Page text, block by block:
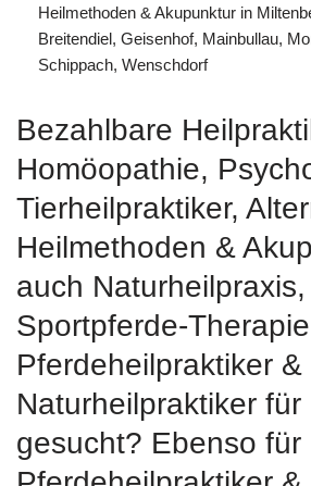
Heilmethoden & Akupunktur in
Breitendiel, Geisenhof, Mainbullau,
Schippach, Wenschdorf
Bezahlbare
‎Homöopathie,
‎Tierheilpraktiker,
Heilmethoden &
auch Naturheilpraxis,
Sportpferde-
Pferdeheilpraktiker &
Naturheilpraktiker für
gesucht? Ebenso für